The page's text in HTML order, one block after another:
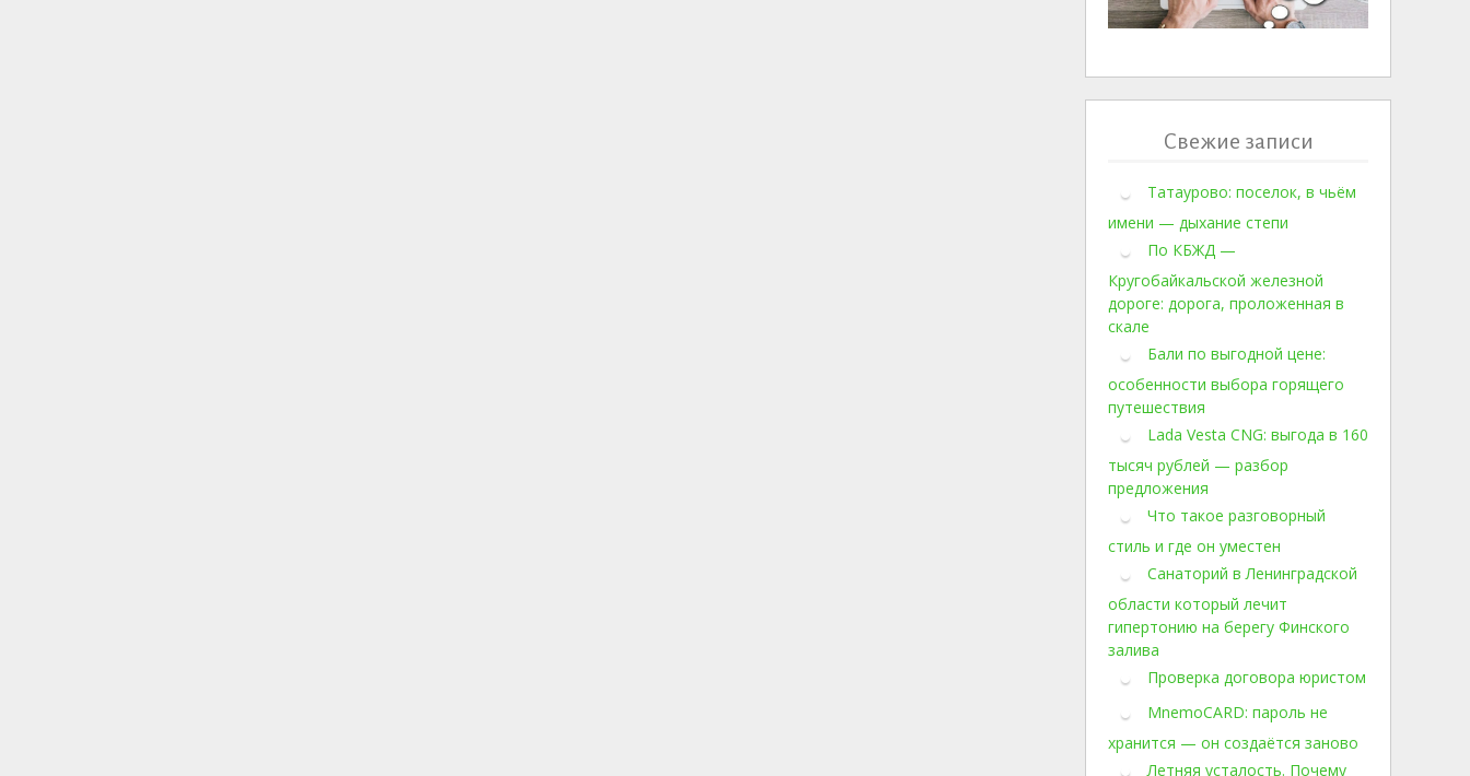
Свежие записи
Татаурово: поселок, в чьём
имени — дыхание степи
По КБЖД —
Кругобайкальской железной
дороге: дорога, проложенная в
скале
Бали по выгодной цене:
особенности выбора горящего
путешествия
Lada Vesta CNG: выгода в 160
тысяч рублей — разбор
предложения
Что такое разговорный
стиль и где он уместен
Санаторий в Ленинградской
области который лечит
гипертонию на берегу Финского
залива
Проверка договора юристом
MnemoCARD: пароль не
хранится — он создаётся заново
Летняя усталость. Почему